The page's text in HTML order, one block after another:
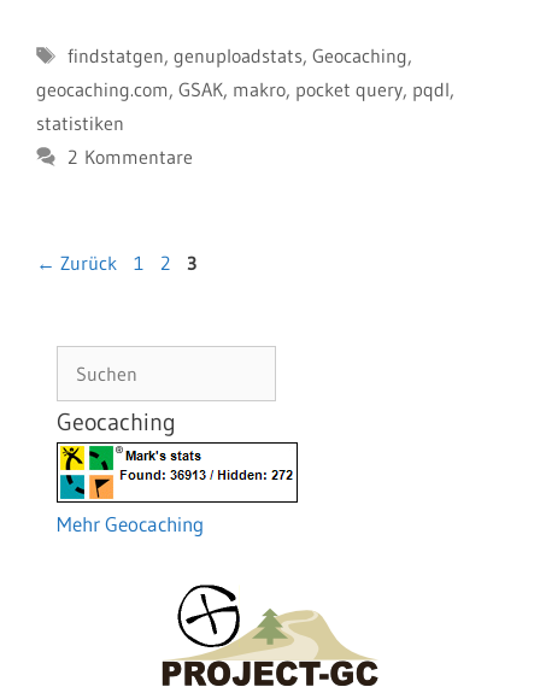
Schlagwörter
findstatgen, genuploadstats, Geocaching,
geocaching.com, GSAK, makro, pocket query, pqdl,
statistiken
2 Kommentare
← Zurück Seite
1 Seite
2 Seite
3
Suchen
Geocaching
Mehr Geocaching